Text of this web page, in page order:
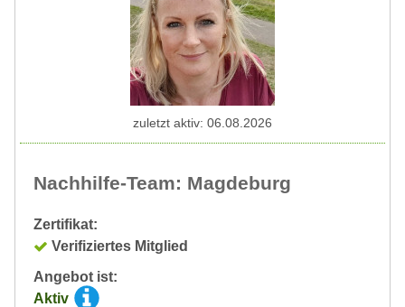
Nachhilfe-Team: Magdeburg
Zertifikat:
Verifiziertes Mitglied
Angebot ist:
Aktiv
zuletzt aktiv: 06.08.2026